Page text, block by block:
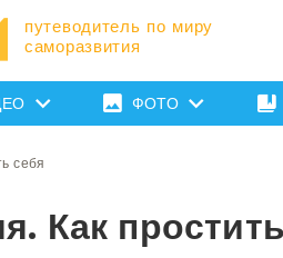
путеводитель по миру
саморазвития
ФОТО
себя
Как